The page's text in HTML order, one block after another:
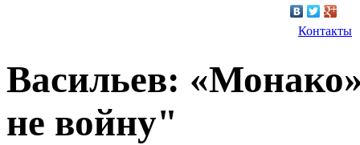
Контакты
Васильев:
не войну"